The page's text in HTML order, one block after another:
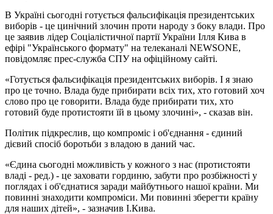
В Україні сьогодні готується фальсифікація президентських
виборів - це цинічний злочин проти народу з боку влади. Про
це заявив лідер Соціалістичної партії України Ілля Кива в
ефірі "Українського формату" на телеканалі NEWSONE,
повідомляє прес-служба СПУ на офіційному сайті.
«Готується фальсифікація президентських виборів. І я знаю
про це точно. Влада буде прибирати всіх тих, хто готовий хоч
слово про це говорити. Влада буде прибирати тих, хто
готовий буде протистояти їй в цьому злочині», - сказав він.
Політик підкреслив, що компроміс і об'єднання - єдиний
дієвий спосіб боротьби з владою в даний час.
«Єдина сьогодні можливість у кожного з нас (протистояти
владі - ред.) - це заховати гординю, забути про розбіжності у
поглядах і об'єднатися заради майбутнього нашої країни. Ми
повинні знаходити компроміси. Ми повинні зберегти країну
для наших дітей», - зазначив І.Кива.